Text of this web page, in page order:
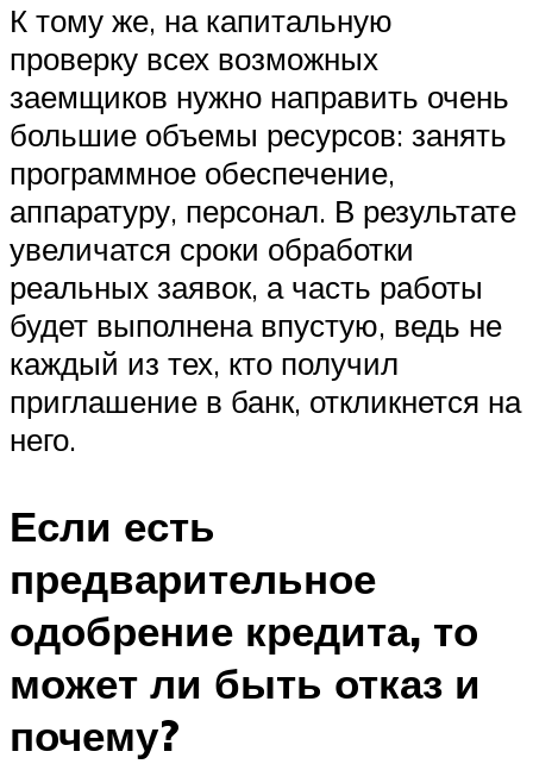
К тому же, на капитальную
проверку всех возможных
заемщиков нужно направить очень
большие объемы ресурсов: занять
программное обеспечение,
аппаратуру, персонал. В результате
увеличатся сроки обработки
реальных заявок, а часть работы
будет выполнена впустую, ведь не
каждый из тех, кто получил
приглашение в банк, откликнется на
него.
Если есть
предварительное
одобрение кредита, то
может ли быть отказ и
почему?